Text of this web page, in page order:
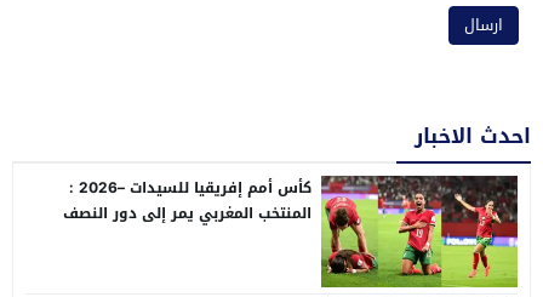
احدث الاخبار
كأس أمم إفريقيا للسيدات –2026 :
المنتخب المغربي يمر إلى دور النصف